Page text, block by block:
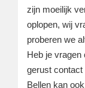
zijn moeilijk
oplopen, wij
proberen we
Heb je vragen
gerust
Bellen kan